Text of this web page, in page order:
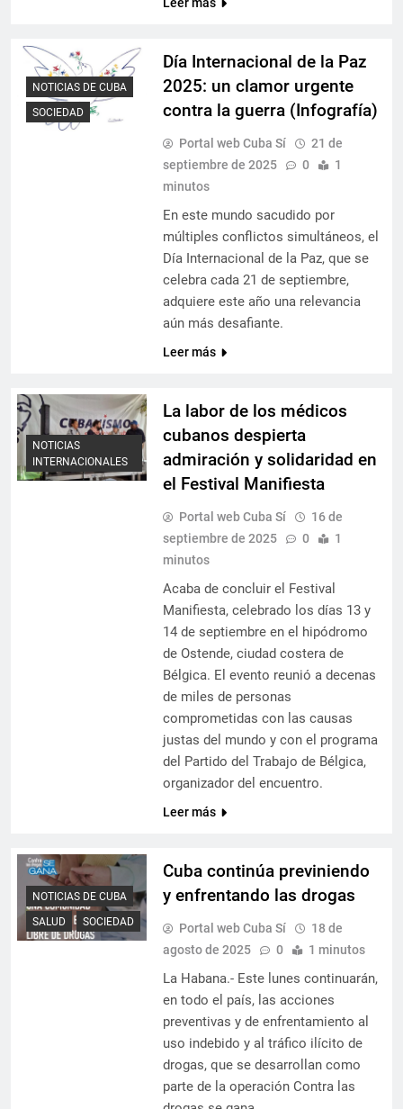
NOTICIAS DE CUBA
SOCIEDAD
Día Internacional de la Paz
2025: un clamor urgente
contra la guerra (Infografía)
Portal web Cuba Sí
21 de
septiembre de 2025
0
1
minutos
En este mundo sacudido por
múltiples conflictos simultáneos, el
Día Internacional de la Paz, que se
celebra cada 21 de septiembre,
adquiere este año una relevancia
aún más desafiante.
Leer más
NOTICIAS
INTERNACIONALES
La labor de los médicos
cubanos despierta
admiración y solidaridad en
el Festival Manifiesta
Portal web Cuba Sí
16 de
septiembre de 2025
0
1
minutos
Acaba de concluir el Festival
Manifiesta, celebrado los días 13 y
14 de septiembre en el hipódromo
de Ostende, ciudad costera de
Bélgica. El evento reunió a decenas
de miles de personas
comprometidas con las causas
justas del mundo y con el programa
del Partido del Trabajo de Bélgica,
organizador del encuentro.
Leer más
NOTICIAS DE CUBA
SALUD
SOCIEDAD
Cuba continúa previniendo
y enfrentando las drogas
Portal web Cuba Sí
18 de
agosto de 2025
0 1 minutos
La Habana.- Este lunes continuarán,
en todo el país, las acciones
preventivas y de enfrentamiento al
uso indebido y al tráfico ilícito de
drogas, que se desarrollan como
parte de la operación Contra las